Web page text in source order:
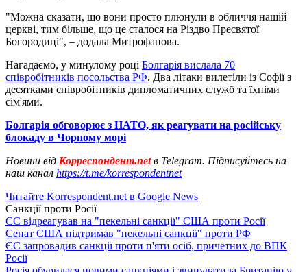
"Можна сказати, що вони просто плюнули в обличчя нашій
церкві, тим більше, що це сталося на Різдво Пресвятої
Богородиці", – додала Митрофанова.
Нагадаємо, у минулому році Болгарія вислала 70
співробітників посольства РФ. Два літаки вилетіли із Софії з
десятками співробітників дипломатичних служб та їхніми
сім'ями.
Болгарія обговорює з НАТО, як реагувати на російську
блокаду в Чорному морі
Новини від Корреспондент.netв Telegram. Підписуйтесь на
наш канал https://t.me/korrespondentnet
Читайте Korrespondent.net в Google News
Санкції проти Росії
ЄС відреагував на "пекельні санкції" США проти Росії
Сенат США підтримав "пекельні санкції" проти РФ
ЄС запровадив санкції проти п'яти осіб, причетних до ВПК
Росії